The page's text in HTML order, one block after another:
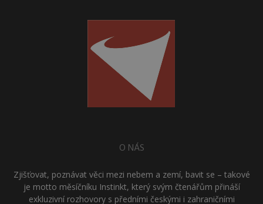
O NÁS
Zjišťovat, poznávat věci mezi nebem a zemí, bavit se – takové
je motto měsíčníku Instinkt, který svým čtenářům přináší
exkluzivní rozhovory s předními českými i zahraničními